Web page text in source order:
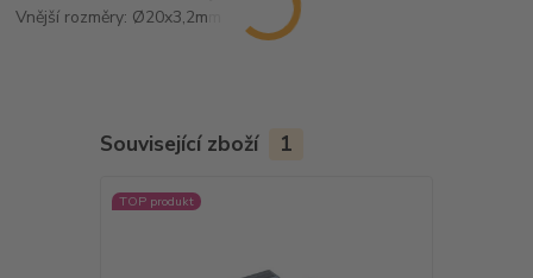
Vnější rozměry: Ø20x3,2mm
Související zboží 1
TOP produkt